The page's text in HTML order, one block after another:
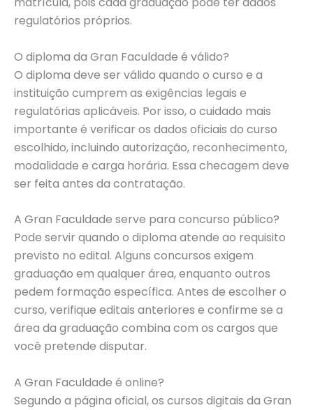
regulatórios próprios.
O diploma da Gran Faculdade é válido?
O diploma deve ser válido quando o curso e a
instituição cumprem as exigências legais e
regulatórias aplicáveis. Por isso, o cuidado mais
importante é verificar os dados oficiais do curso
escolhido, incluindo autorização, reconhecimento,
modalidade e carga horária. Essa checagem deve
ser feita antes da contratação.
A Gran Faculdade serve para concurso público?
Pode servir quando o diploma atende ao requisito
previsto no edital. Alguns concursos exigem
graduação em qualquer área, enquanto outros
pedem formação específica. Antes de escolher o
curso, verifique editais anteriores e confirme se a
área da graduação combina com os cargos que
você pretende disputar.
A Gran Faculdade é online?
Segundo a página oficial, os cursos digitais da Gran